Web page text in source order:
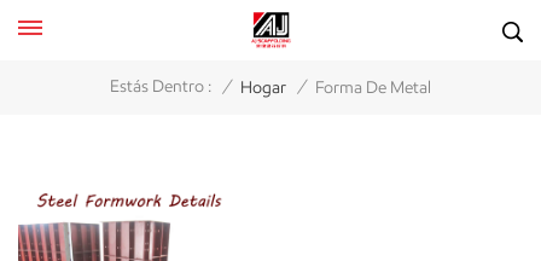
Estás Dentro : / Hogar / Forma De Metal